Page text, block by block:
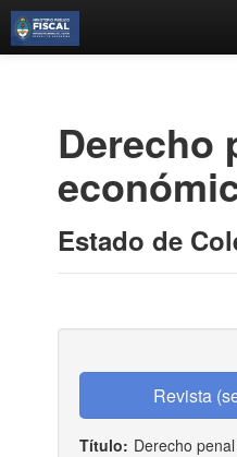
Estantes Virtuales
Contacto
Derecho
Estado de
Título: Derecho